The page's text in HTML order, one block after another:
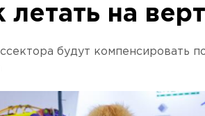
летать на
будут компенсировать